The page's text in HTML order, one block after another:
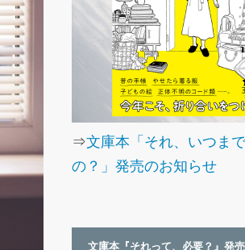
⇒文庫本「それ、いつま
の？」発売のお知らせ
文庫本『それって、必要？』発売